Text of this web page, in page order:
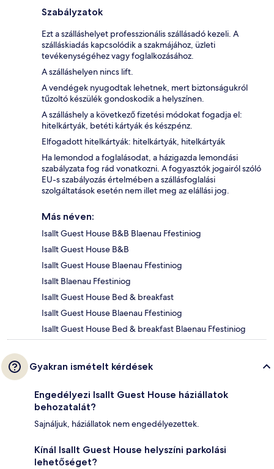
Szabályzatok
Ezt a szálláshelyet professzionális szállásadó kezeli. A
szálláskiadás kapcsolódik a szakmájához, üzleti
tevékenységéhez vagy foglalkozásához.
A szálláshelyen nincs lift.
A vendégek nyugodtak lehetnek, mert biztonságukról
tűzoltó készülék gondoskodik a helyszínen.
A szálláshely a következő fizetési módokat fogadja el:
hitelkártyák, betéti kártyák és készpénz.
Elfogadott hitelkártyák: hitelkártyák, hitelkártyák
Ha lemondod a foglalásodat, a házigazda lemondási
szabályzata fog rád vonatkozni. A fogyasztók jogairól szóló
EU-s szabályozás értelmében a szállásfoglalási
szolgáltatások esetén nem illet meg az elállási jog.
Más néven:
Isallt Guest House B&B Blaenau Ffestiniog
Isallt Guest House B&B
Isallt Guest House Blaenau Ffestiniog
Isallt Blaenau Ffestiniog
Isallt Guest House Bed & breakfast
Isallt Guest House Blaenau Ffestiniog
Isallt Guest House Bed & breakfast Blaenau Ffestiniog
Gyakran ismételt kérdések
Engedélyezi Isallt Guest House háziállatok
behozatalát?
Sajnáljuk, háziállatok nem engedélyezettek.
Kínál Isallt Guest House helyszíni parkolási
lehetőséget?